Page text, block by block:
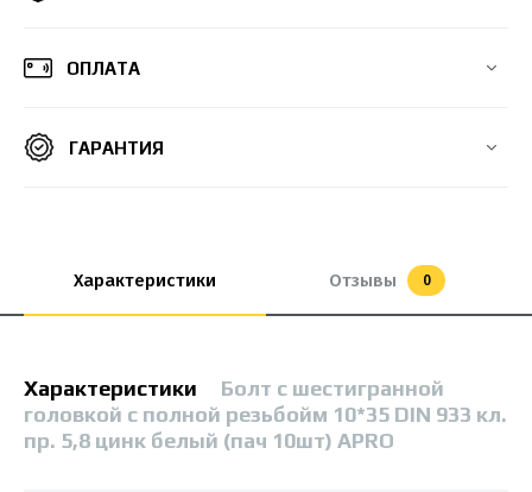
ОПЛАТА
ГАРАНТИЯ
Характеристики Отзывы 0
Характеристики
Болт с шестигранной
головкой с полной резьбойм 10*35 DIN 933 кл.
пр. 5,8 цинк белый (пач 10шт) APRO